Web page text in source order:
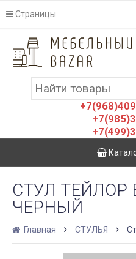
Страницы
СТУЛ ТЕЙЛОР
ЧЕРНЫЙ
Главная СТУЛЬЯ